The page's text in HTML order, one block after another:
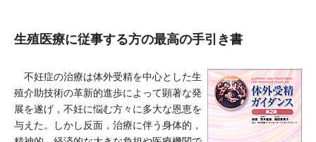
生殖医療に従事する方の最高の手引き書
不妊症の治療は体外受精を中心とした生
殖介助技術の革新的進歩によって顕著な発
展を遂げ，不妊に悩む方々に多大な恩恵を
与えた。しかし反面，治療に伴う身体的，